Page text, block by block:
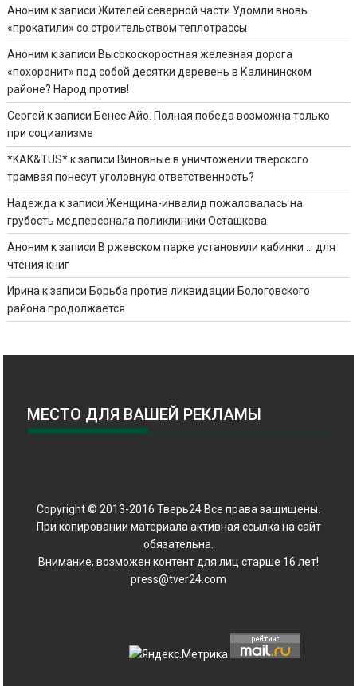
Аноним к записиЖителей северной части Удомли вновь
«прокатили» со строительством теплотрассы
Аноним к записиВысокоскоростная железная дорога
«похоронит» под собой десятки деревень в Калининском
районе? Народ против!
Сергей к записиБенес Айо. Полная победа возможна только
при социализме
*KAK&TUS*к записиВиновные в уничтожении тверского
трамвая понесут уголовную ответственность?
Надежда к записиЖенщина-инвалид пожаловалась на
грубость медперсонала поликлиники Осташкова
Аноним к записиВ ржевском парке установили кабинки … для
чтения книг
Ирина к записиБорьба против ликвидации Бологовского
района продолжается
МЕСТО ДЛЯ ВАШЕЙ РЕКЛАМЫ
Copyright © 2013-2016 Тверь24 Все права защищены.
При копировании материала активная ссылка на сайт
обязательна.
Внимание, возможен контент для лиц старше 16 лет!
press@tver24.com